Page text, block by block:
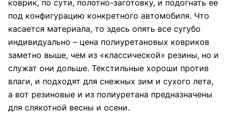
коврик, по сути, полотно-заготовку, и подогнать ее
под конфигурацию конкретного автомобиля. Что
касается материала, то здесь опять все сугубо
индивидуально – цена полиуретановых ковриков
заметно выше, чем из «классической» резины, но и
служат они дольше. Текстильные хороши против
влаги, и подходят для снежных зим и сухого лета,
а вот резиновые и из полиуретана предназначены
для слякотной весны и осени.